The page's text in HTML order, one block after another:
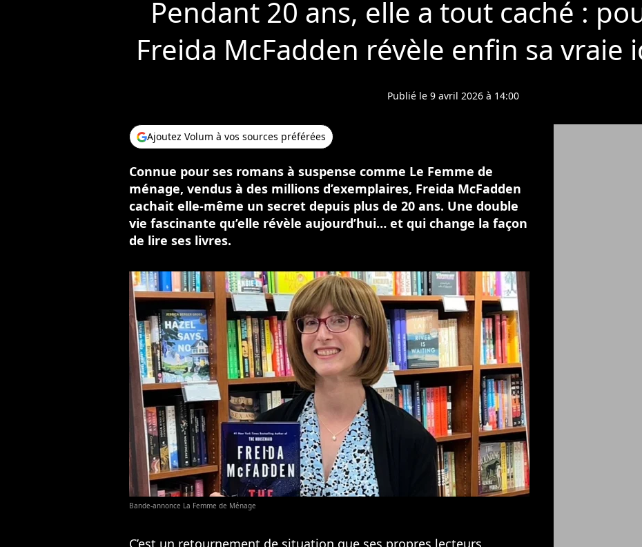
Pendant 20 ans, elle a tout caché :
Freida McFadden révèle enfin sa vraie
Publié le 9 avril 2026 à 14:00
Ajoutez Volum à vos sources préférées
Connue pour ses romans à suspense comme Le Femme de
ménage, vendus à des millions d’exemplaires, Freida McFadden
cachait elle-même un secret depuis plus de 20 ans. Une double
vie fascinante qu’elle révèle aujourd’hui… et qui change la façon
de lire ses livres.
Bande-annonce La Femme de Ménage